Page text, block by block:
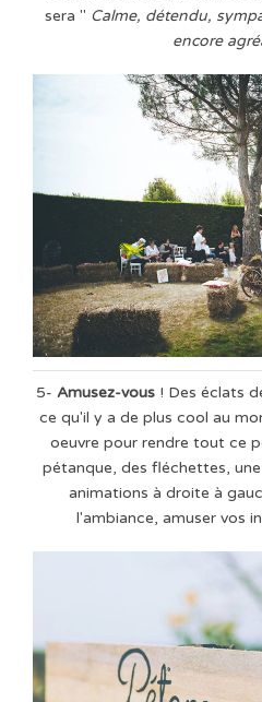
sera " Calme, détendu,
encore
5- Amusez-vous ! Des éclats
ce qu'il y a de plus cool au
oeuvre pour rendre tout ce
pétanque, des fléchettes,
animations à droite à
l'ambiance, amuser vos